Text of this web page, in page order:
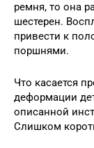
ремня, то она
шестерен.
привести к
поршнями.
Что касается
деформации
описанной
Слишком